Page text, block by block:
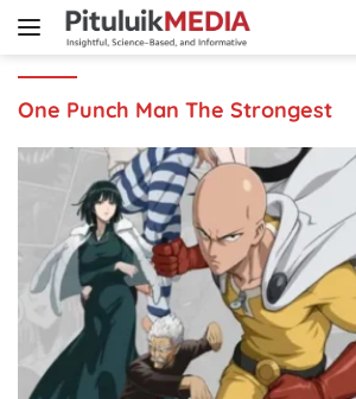
Langsung
One Punch Man The Strongest